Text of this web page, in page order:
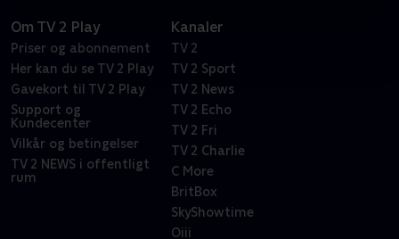
Om TV 2 Play
Priser og abonnement
Her kan du se TV 2 Play
Gavekort til TV 2 Play
Support og
Kundecenter
Vilkår og betingelser
TV 2 NEWS i offentligt
rum
Kanaler
TV 2
TV 2 Sport
TV 2 News
TV 2 Echo
TV 2 Fri
TV 2 Charlie
C More
BritBox
SkyShowtime
Oiii